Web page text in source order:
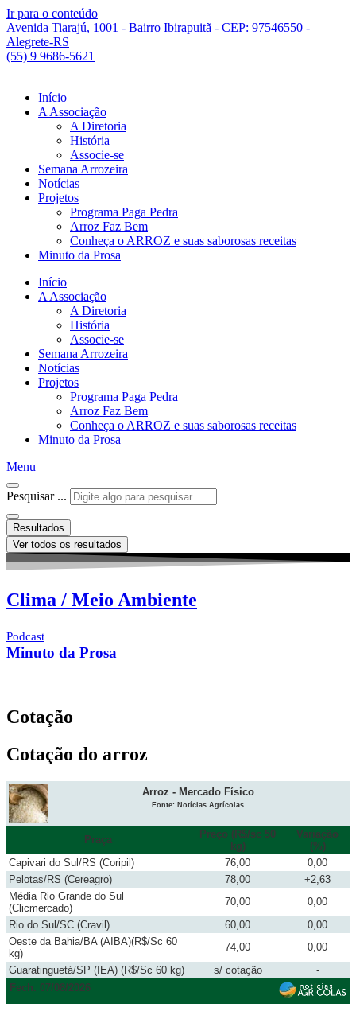
Ir para o conteúdo
Avenida Tiarajú, 1001 - Bairro Ibirapuitã - CEP: 97546550 -
Alegrete-RS
(55) 9 9686-5621
Início
A Associação
A Diretoria
História
Associe-se
Semana Arrozeira
Notícias
Projetos
Programa Paga Pedra
Arroz Faz Bem
Conheça o ARROZ e suas saborosas receitas
Minuto da Prosa
Início
A Associação
A Diretoria
História
Associe-se
Semana Arrozeira
Notícias
Projetos
Programa Paga Pedra
Arroz Faz Bem
Conheça o ARROZ e suas saborosas receitas
Minuto da Prosa
Menu
Pesquisar ...
Resultados
Ver todos os resultados
Clima / Meio Ambiente
Podcast
Minuto da Prosa
Cotação
Cotação do arroz
Arroz - Mercado Físico
Fonte: Notícias Agrícolas
Praça
Preço (R$/sc 50
kg)
Variação
(%)
Capivari do Sul/RS (Coripil)
76,00
0,00
Pelotas/RS (Cereagro)
78,00
+2,63
Média Rio Grande do Sul
(Clicmercado)
70,00
0,00
Rio do Sul/SC (Cravil)
60,00
0,00
Oeste da Bahia/BA (AIBA)(R$/Sc 60
kg)
74,00
0,00
Guaratinguetá/SP (IEA) (R$/Sc 60 kg)
s/ cotação
-
Fech. 07/08/2026